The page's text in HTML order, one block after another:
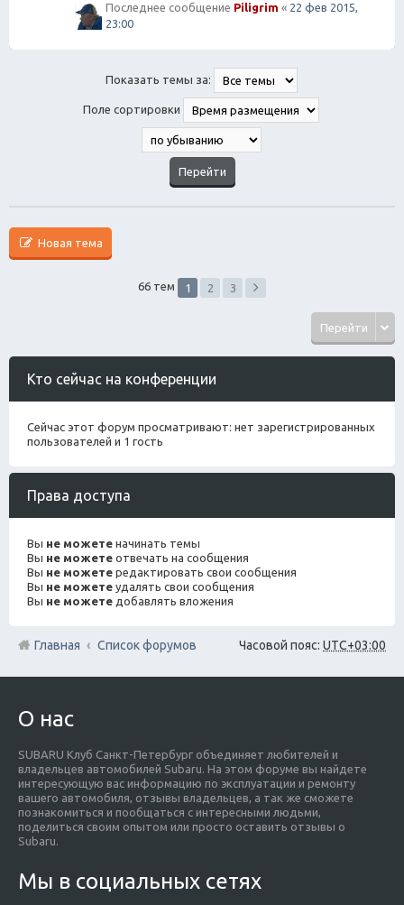
Последнее сообщение Piligrim « 22 фев 2015,
23:00
Показать темы за:
Поле сортировки
Новая тема
66 тем 1 2 3
Перейти
Кто сейчас на конференции
Сейчас этот форум просматривают: нет зарегистрированных
пользователей и 1 гость
Права доступа
Вы не можете начинать темы
Вы не можете отвечать на сообщения
Вы не можете редактировать свои сообщения
Вы не можете удалять свои сообщения
Вы не можете добавлять вложения
Часовой пояс: UTC+03:00
Главная Список форумов
О нас
SUBARU Клуб Санкт-Петербург объединяет любителей и
владельцев автомобилей Subaru. На этом форуме вы найдете
интересующую вас информацию по эксплуатации и ремонту
вашего автомобиля, отзывы владельцев, а так же сможете
познакомиться и пообщаться с интересными людьми,
поделиться своим опытом или просто оставить отзывы о
Subaru.
Мы в социальных сетях